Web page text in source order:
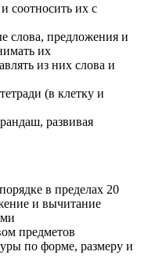
соотносить их с
слова, предложения и
их
из них слова и
(в клетку и
развивая
в пределах 20
и вычитание
предметов
по форме, размеру и